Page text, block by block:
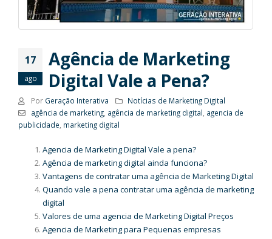
17
ago
Agência de Marketing
Digital Vale a Pena?
Por Geração Interativa
Notícias de Marketing Digital
agência de marketing, agência de marketing digital agencia de
publicidade marketing digital
Agencia de Marketing Digital Vale a pena?
Agência de marketing digital ainda funciona?
Vantagens de contratar uma agência de Marketing Digital
Quando vale a pena contratar uma agência de marketing
digital
Valores de uma agencia de Marketing Digital Preços
Agencia de Marketing para Pequenas empresas